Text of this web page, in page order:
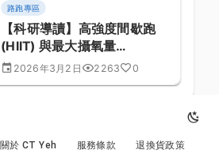
路跑專區
【科研導讀】高強度間歇跑
(HIIT) 與最大攝氧量
(VO2Max) 生理學適應的最新
2026年3月2日 2263 0
關於 CT Yeh 服務條款 退換貨政策